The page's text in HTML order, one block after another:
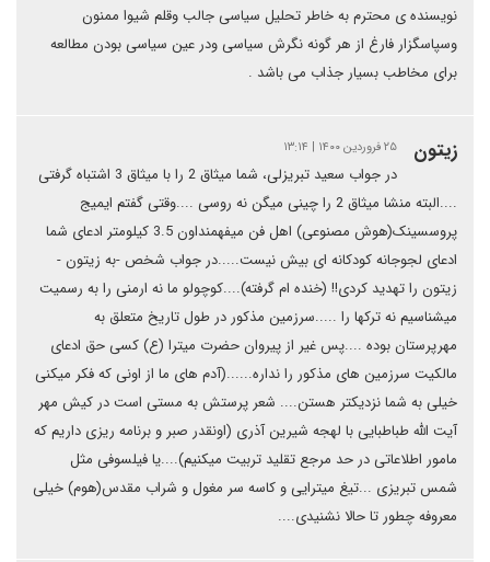
نویسنده ی محترم به خاطر تحلیل سیاسی جالب وقلم شیوا ممنون
وسپاسگزار فارغ از هر گونه نگرش سیاسی ودر عین سیاسی بودن مطالعه
برای مخاطب بسیار جذاب می باشد .
زیتون ۲۵ فروردین ۱۴۰۰ | ۱۳:۱۴
در جواب سعید تبریزلی، شما میثاق 2 را با میثاق 3 اشتباه گرفتی
....البته منشا میثاق 2 را چینی میگن نه روسی ....وقتی گفتم ایمیج
پروسسینک(هوش مصنوعی) اهل فن میفهمنداون 3.5 کیلومتر ادعای شما
ادعای لجوجانه کودکانه ای بیش نیست.....در جواب شخص -به زیتون -
زیتون را تهدید کردی!! (خنده ام گرفته)....کوچولو ما نه ارمنی را به رسمیت
میشناسیم نه ترکها را .....سرزمین مذکور در طول تاریخ متعلق به
مهرپرستان بوده ....پس غیر از پیروان حضرت میترا (ع) کسی حق ادعای
مالکیت سرزمین های مذکور را نداره......(آدم های ما از اونی که فکر میکنی
خیلی به شما نزدیکتر هستن.... شعر پرستش به مستی است در کیش مهر
آیت الله طباطبایی با لهجه شیرین آذری (اونقدر صبر و برنامه ریزی داریم که
مامور اطلاعاتی در حد مرجع تقلید تربیت میکنیم)....یا فیلسوفی مثل
شمس تبریزی ...تیغ میترایی و کاسه سر مغول و شراب مقدس(هوم) خیلی
معروفه چطور تا حالا نشنیدی....